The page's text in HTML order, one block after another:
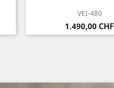
VEI-480
Preis
1.490,00 CHF
Vorschau